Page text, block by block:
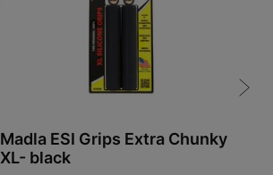
Madla ESI Grips Extra Chunky
XL- black